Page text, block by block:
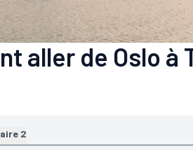
aller de Oslo à
2